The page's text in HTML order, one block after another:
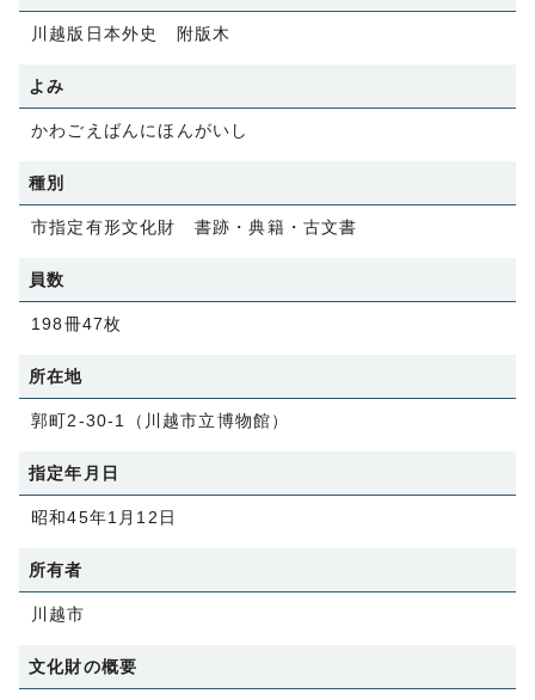
川越版日本外史 附版木
よみ
かわごえばんにほんがいし
種別
市指定有形文化財 書跡・典籍・古文書
員数
198冊47枚
所在地
郭町2-30-1（川越市立博物館）
指定年月日
昭和45年1月12日
所有者
川越市
文化財の概要